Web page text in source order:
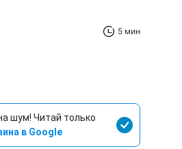
5 мин
шум! Читай только
в Google